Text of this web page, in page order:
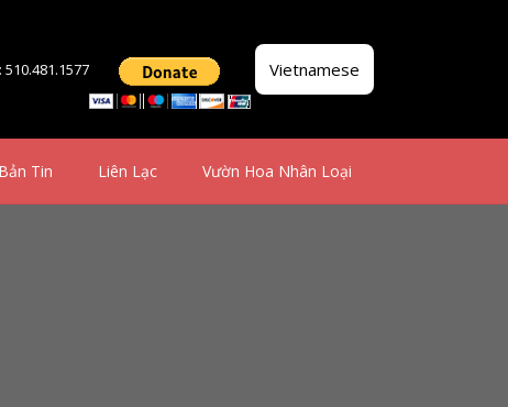
510.481.1577 Vietnamese
Bản Tin Liên Lạc Vườn Hoa Nhân Loại